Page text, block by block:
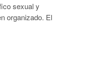
sexual y
organizado. El